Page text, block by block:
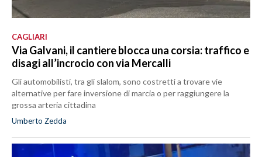
CAGLIARI
Via Galvani, il cantiere blocca una corsia: traffico e
disagi all’incrocio con via Mercalli
Gli automobilisti, tra gli slalom, sono costretti a trovare vie
alternative per fare inversione di marcia o per raggiungere la
grossa arteria cittadina
Umberto Zedda